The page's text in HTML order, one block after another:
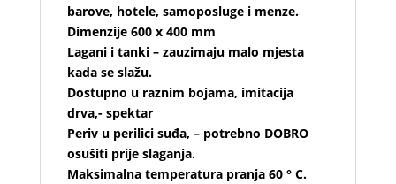
barove, hotele, samoposluge i menze.
Dimenzije 600 x 400 mm
Lagani i tanki – zauzimaju malo mjesta
kada se slažu.
Dostupno u raznim bojama, imitacija
drva,- spektar
Periv u perilici suđa, – potrebno DOBRO
osušiti prije slaganja.
Maksimalna temperatura pranja 60 ° C.